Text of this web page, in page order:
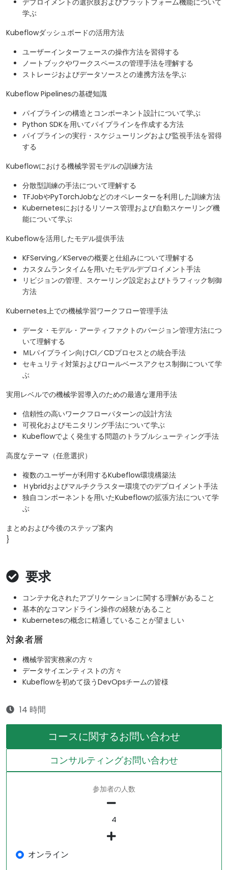
デプロイメントの選択肢およびプラットフォーム機能について
学ぶ
Kubeflowダッシュボードの活用方法
ユーザーインターフェースの操作方法を習得する
ノートブックやワークスペースの管理手法を理解する
ストレージおよびデータソースとの連携方法を学ぶ
Kubeflow Pipelinesの基礎知識
パイプラインの構造とコンポーネント設計について学ぶ
Python SDKを用いてパイプラインを作成する方法
パイプラインの実行・スケジューリングおよび監視手法を習得
する
Kubeflowにおける機械学習モデルの訓練方法
分散型訓練の手法について理解する
TFJobやPyTorchJobなどのオペレーターを利用した訓練方法
Kubernetesにおけるリソース管理および自動スケーリング機
能について学ぶ
Kubeflowを活用したモデル提供手法
KFServing／KServeの概要と仕組みについて理解する
カスタムランタイムを用いたモデルデプロイメント手法
リビジョンの管理、スケーリング設定およびトラフィック制御
方法
Kubernetes上での機械学習ワークフロー管理手法
データ・モデル・アーティファクトのバージョン管理方法につ
いて理解する
ＭLパイプライン向けCI／CDプロセスとの統合手法
セキュリティ対策およびロールベースアクセス制御について学
ぶ
実用レベルでの機械学習導入のための最適な運用手法
信頼性の高いワークフローパターンの設計方法
可視化およびモニタリング手法について学ぶ
Kubeflowでよく発生する問題のトラブルシューティング手法
高度なテーマ（任意選択）
複数のユーザーが利用するKubeflow環境構築法
Ｈybridおよびマルチクラスター環境でのデプロイメント手法
独自コンポーネントを用いたKubeflowの拡張方法について学
ぶ
まとめおよび今後のステップ案内
}
要求
コンテナ化されたアプリケーションに関する理解があること
基本的なコマンドライン操作の経験があること
Kubernetesの概念に精通していることが望ましい
対象者層
機械学習実務家の方々
データサイエンティストの方々
Kubeflowを初めて扱うDevOpsチームの皆様
14 時間
コースに関するお問い合わせ
コンサルティングお問い合わせ
参加者の人数
オンライン